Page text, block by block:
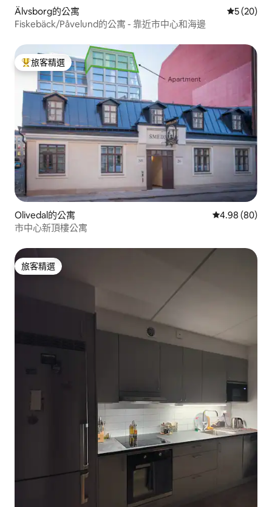
Älvsborg的公寓 從 20 則評
5 (20)
Fiskebäck/Påvelund的公寓 - 靠近市中心和海邊
旅客精選榜首
旅客精選
Olivedal的公寓 從 80 則評價
4.98 (80)
市中心新頂樓公寓
旅客精選
旅客精選